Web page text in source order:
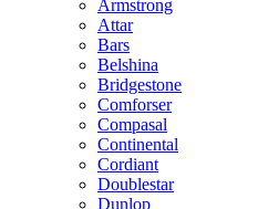
Armstrong
Attar
Bars
Belshina
Bridgestone
Comforser
Compasal
Continental
Cordiant
Doublestar
Dunlop